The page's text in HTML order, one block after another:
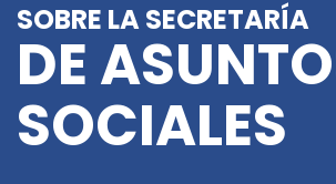
SOBRE LA SECRETARÍA
DE
SOCIALES